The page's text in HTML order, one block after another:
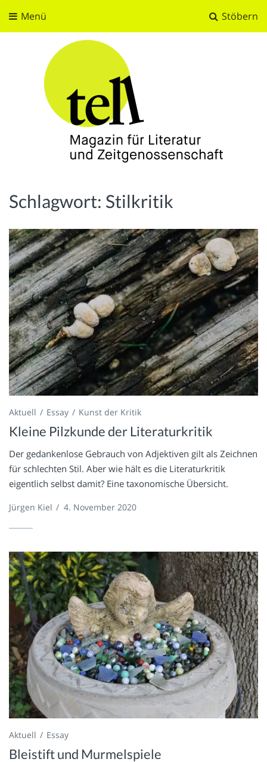
Stöbern
Menü
Schlagwort: Stilkritik
Aktuell Essay Kunst der Kritik
Kleine Pilzkunde der Literaturkritik
Der gedankenlose Gebrauch von Adjektiven gilt als Zeichnen
für schlechten Stil. Aber wie hält es die Literaturkritik
eigentlich selbst damit? Eine taxonomische Übersicht.
Jürgen Kiel / 4. November 2020
Aktuell Essay
Bleistift und Murmelspiele